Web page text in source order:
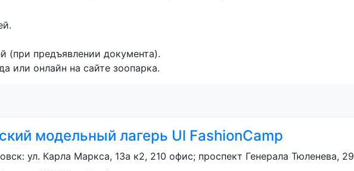
(при предъявлении документа).
или онлайн на сайте зоопарка.
модельный лагерь Ul FashionCamp
ул. Карла Маркса, 13а к2, 210 офис; проспект Генерала Тюленева, 29